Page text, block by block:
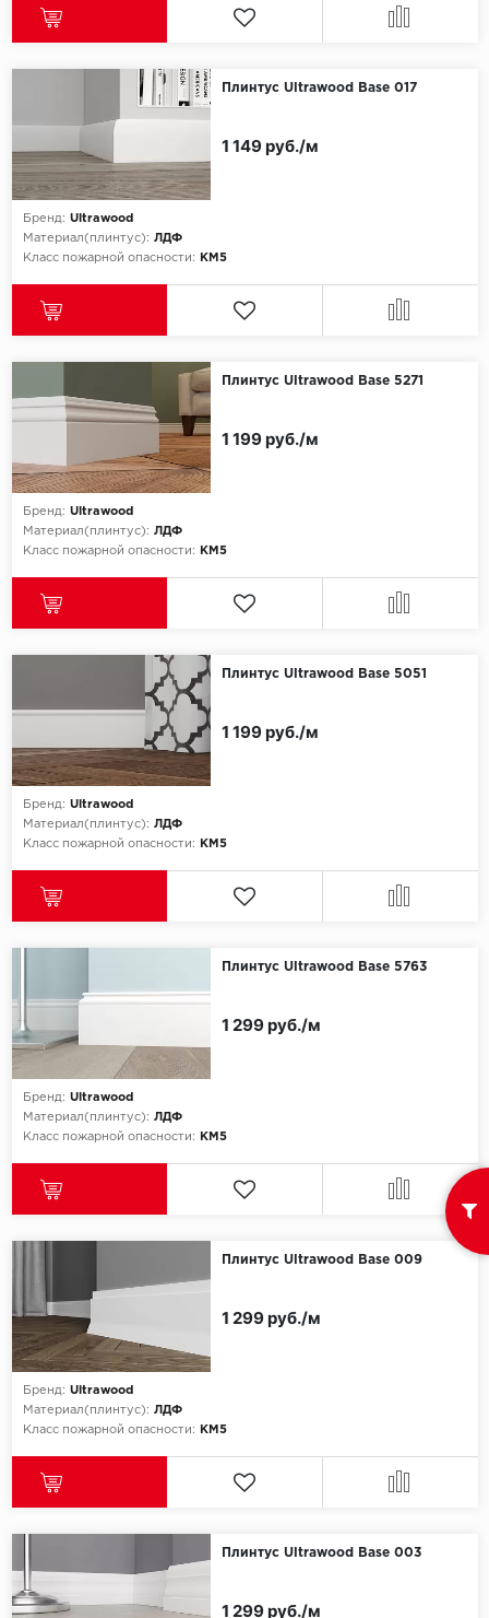
Плинтус Ultrawood Base 017
Бренд: Ultrawood
Материал(плинтус): ЛДФ
Класс пожарной опасности:
КМ5
1 149 руб./м
Плинтус Ultrawood Base 5271
Бренд: Ultrawood
Материал(плинтус): ЛДФ
Класс пожарной опасности:
КМ5
1 199 руб./м
Плинтус Ultrawood Base 5051
Бренд: Ultrawood
Материал(плинтус): ЛДФ
Класс пожарной опасности:
КМ5
1 199 руб./м
Плинтус Ultrawood Base 5763
Бренд: Ultrawood
Материал(плинтус): ЛДФ
Класс пожарной опасности:
КМ5
1 299 руб./м
Плинтус Ultrawood Base 009
Бренд: Ultrawood
Материал(плинтус): ЛДФ
Класс пожарной опасности:
КМ5
1 299 руб./м
Плинтус Ultrawood Base 003
1 299 руб./м